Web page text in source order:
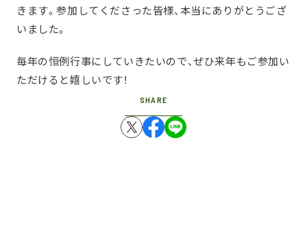
きます。参加してくださった皆様、本当にありがとうござ
いました。
毎年の恒例行事にしていきたいので、ぜひ来年もご参加い
ただけると嬉しいです！
SHARE